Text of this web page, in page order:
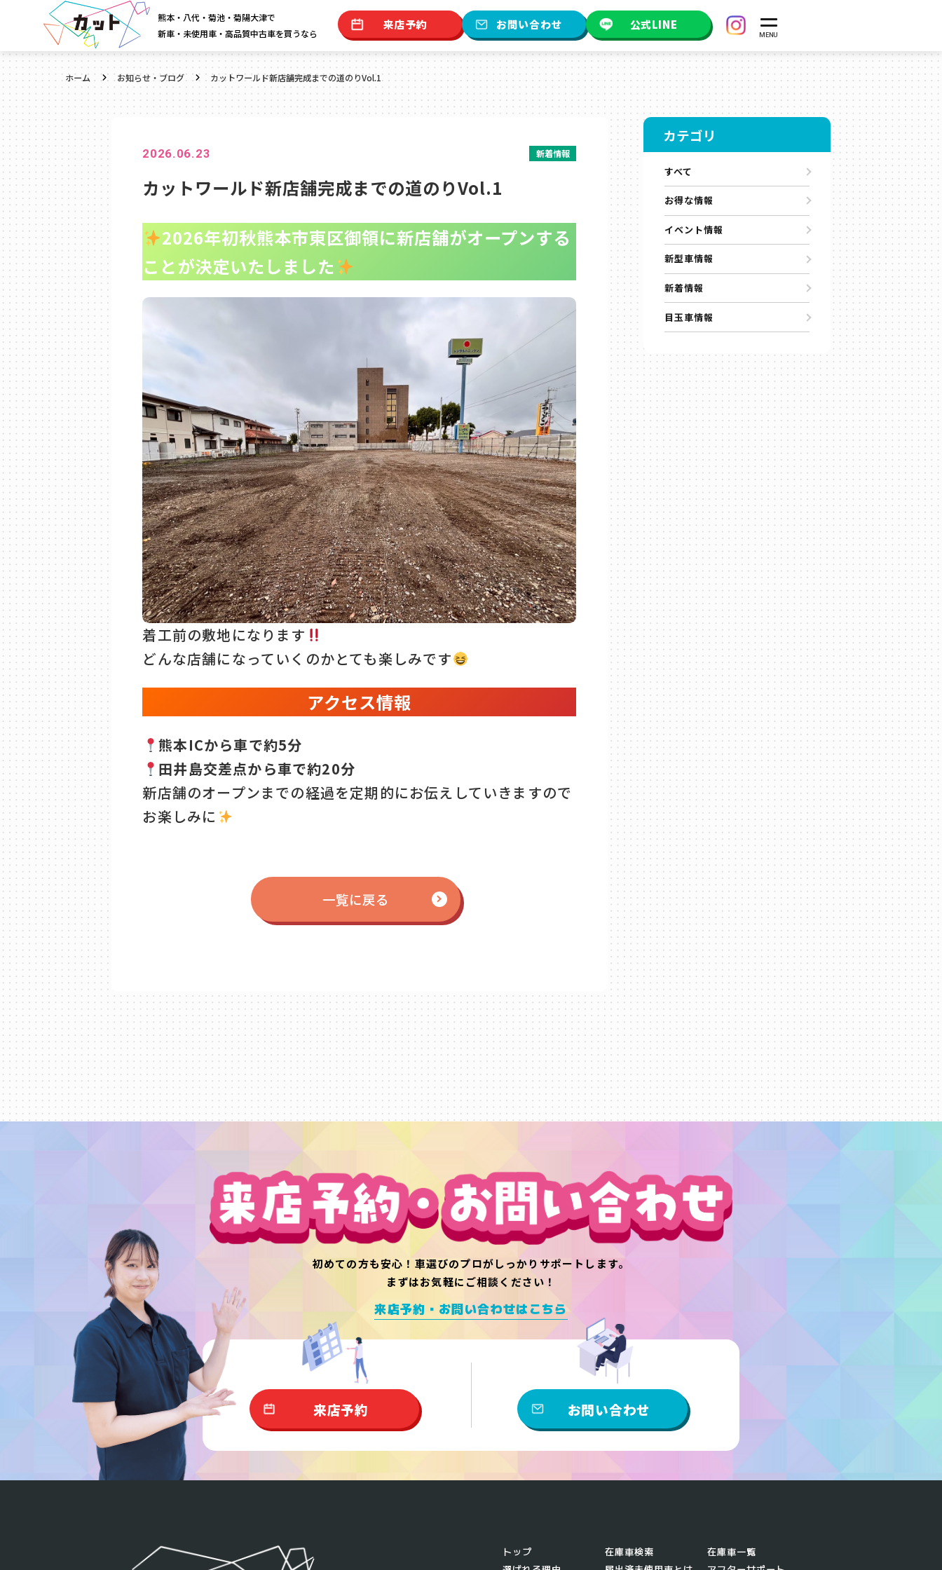
熊本・八代・菊池・菊陽大津で
新車・未使用車・高品質中古車を買うなら
来店予約 お問い合わせ 公式LINE
ホーム お知らせ・ブログ カットワールド新店舗完成までの道のりVol.1
2026.06.23 新着情報
カットワールド新店舗完成までの道のりVol.1
2026年初秋熊本市東区御領に新店舗がオープンする
ことが決定いたしました
着工前の敷地になります
どんな店舗になっていくのかとても楽しみです
アクセス情報
熊本ICから車で約5分
田井島交差点から車で約20分
新店舗のオープンまでの経過を定期的にお伝えしていきますので
お楽しみに
一覧に戻る
カテゴリ
すべて
お得な情報
イベント情報
新型車情報
新着情報
目玉車情報
初めての方も安心！ 車選びのプロがしっかりサポートします。
まずはお気軽にご相談ください！
来店予約・お問い合わせはこちら
来店予約 お問い合わせ
トップ 在庫車検索
在庫車一覧